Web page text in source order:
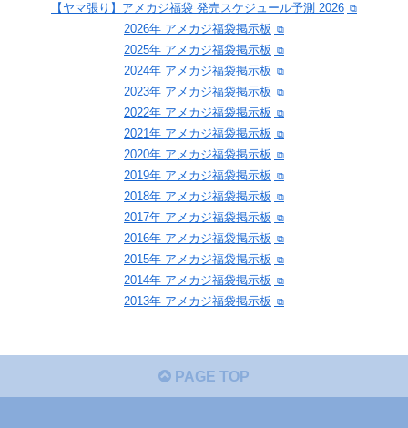
【ヤマ張り】アメカジ福袋 発売スケジュール予測 2026
2026年 アメカジ福袋掲示板
2025年 アメカジ福袋掲示板
2024年 アメカジ福袋掲示板
2023年 アメカジ福袋掲示板
2022年 アメカジ福袋掲示板
2021年 アメカジ福袋掲示板
2020年 アメカジ福袋掲示板
2019年 アメカジ福袋掲示板
2018年 アメカジ福袋掲示板
2017年 アメカジ福袋掲示板
2016年 アメカジ福袋掲示板
2015年 アメカジ福袋掲示板
2014年 アメカジ福袋掲示板
2013年 アメカジ福袋掲示板
PAGE TOP